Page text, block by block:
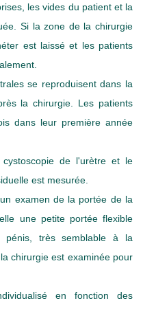
les vides du patient et la
Si la zone de la chirurgie
est laissé et les patients
se reproduisent dans la
la chirurgie. Les patients
dans leur première année
de l'urètre et le
est mesurée.
examen de la portée de la
une petite portée flexible
très semblable à la
chirurgie est examinée pour
en fonction des